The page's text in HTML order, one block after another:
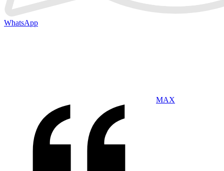
WhatsApp
MAX